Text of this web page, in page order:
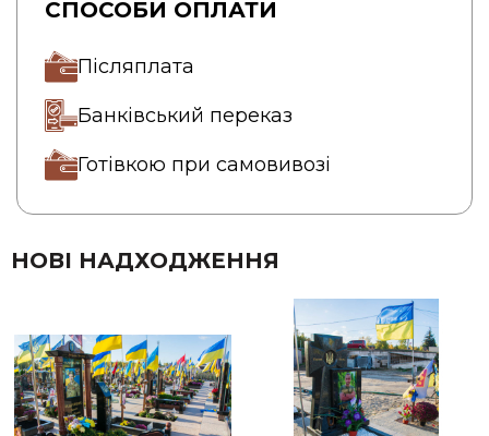
СПОСОБИ ОПЛАТИ
Післяплата
Банківський переказ
Готівкою при самовивозі
НОВІ НАДХОДЖЕННЯ